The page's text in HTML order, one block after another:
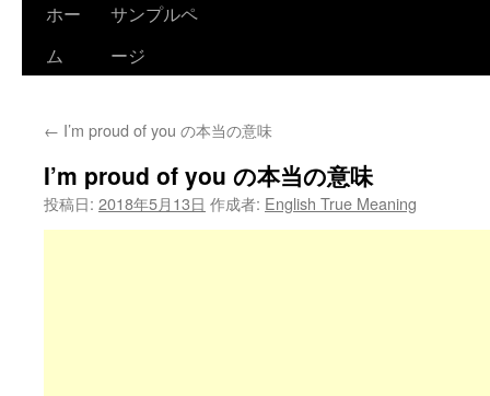
ホー
ム
サンプルペ
ージ
← I’m proud of you の本当の意味
I’m proud of you の本当の意味
投稿日: 2018年5月13日 作成者: English True Meaning